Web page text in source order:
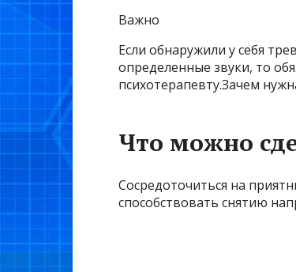
Важно
Если обнаружили у себя
определенные звуки, то
психотерапевту.Зачем
Что можно
Сосредоточиться на
способствовать снятию